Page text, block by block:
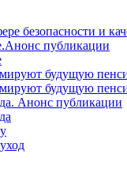
безопасности и
публикации
будущую
будущую
Анонс публикации